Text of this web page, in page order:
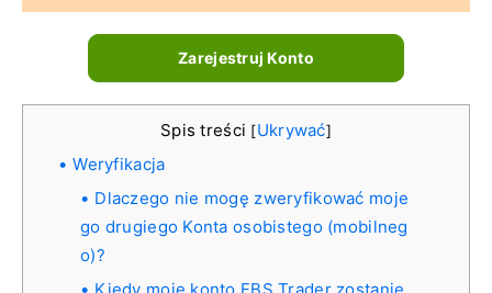
Zarejestruj Konto
Spis treści [Ukrywać]
Weryfikacja
Dlaczego nie mogę zweryfikować moje
go drugiego Konta osobistego (mobilneg
o)?
Kiedy moje konto FBS Trader zostanie